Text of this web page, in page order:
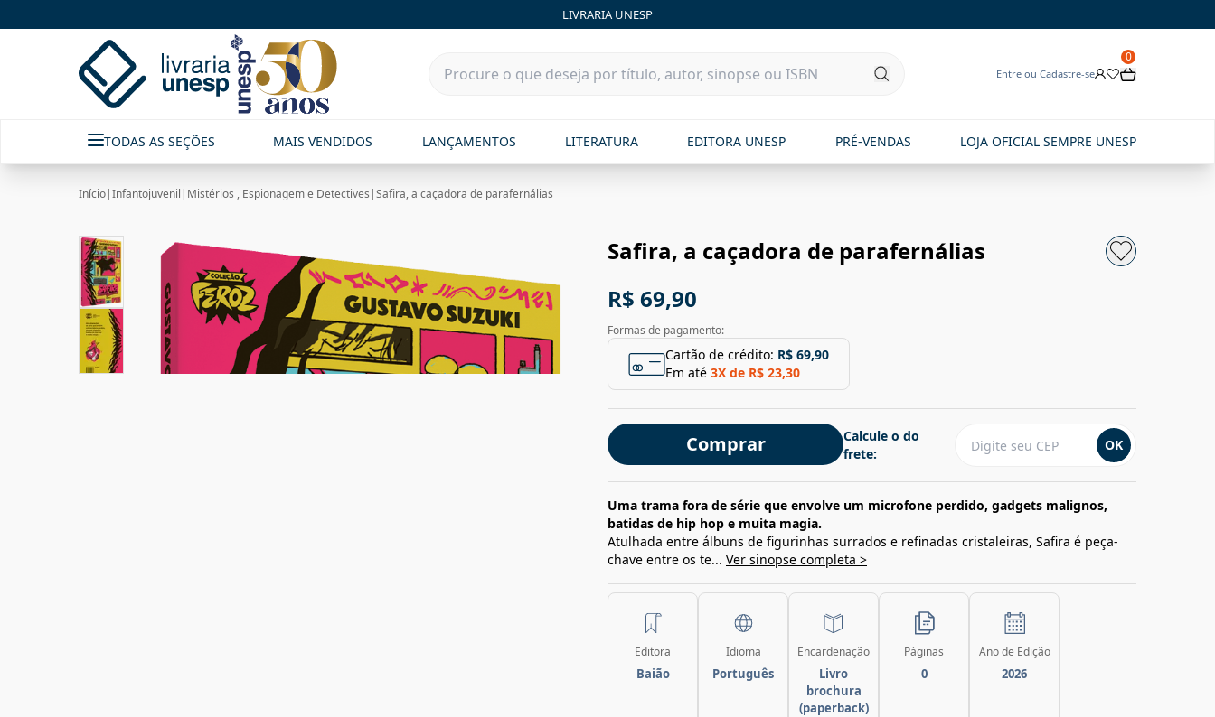
LIVRARIA UNESP
Entre ou Cadastre-se
0
TODAS AS SEÇÕES MAIS VENDIDOS LANÇAMENTOS LITERATURA EDITORA UNESP PRÉ-VENDAS LOJA OFICIAL SEMPRE UNESP
Início|Infantojuvenil | Mistérios , Espionagem e Detectives |Safira, a caçadora de parafernálias
Safira, a caçadora de parafernálias
R$ 69,90
Formas de pagamento:
Cartão de crédito: R$ 69,90
Em até 3X de R$ 23,30
Comprar
Calcule o do
frete:
OK
Uma trama fora de série que envolve um microfone perdido, gadgets malignos,
batidas de hip hop e muita magia.
Atulhada entre álbuns de figurinhas surrados e refinadas cristaleiras, Safira é peça-
chave entre os te... Ver sinopse completa >
Editora
Baião
Idioma
Português
Encardenação
Livro
brochura
(paperback)
Páginas
0
Ano de Edição
2026